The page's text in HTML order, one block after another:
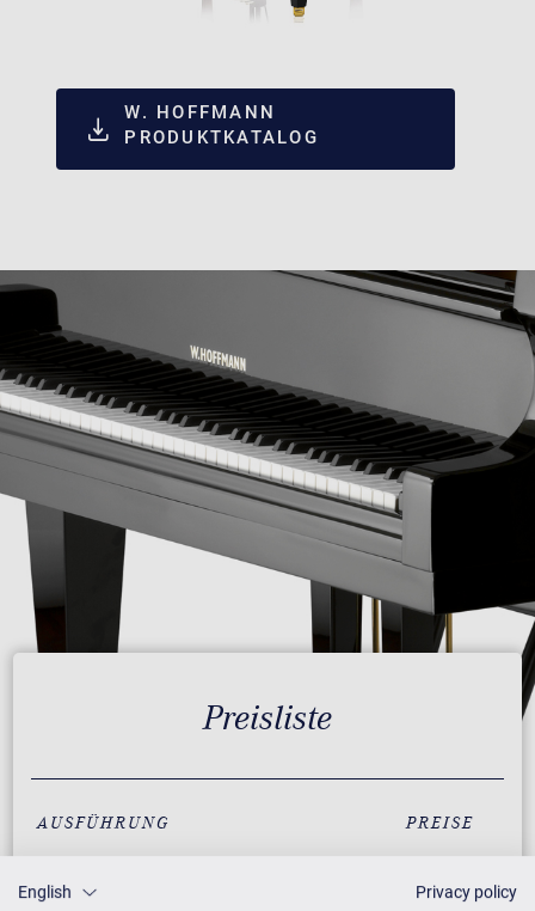
W. HOFFMANN
PRODUKTKATALOG
Preisliste
AUSFÜHRUNG PREISE
Schwarz mit Messing 35.900 €
English
Privacy policy